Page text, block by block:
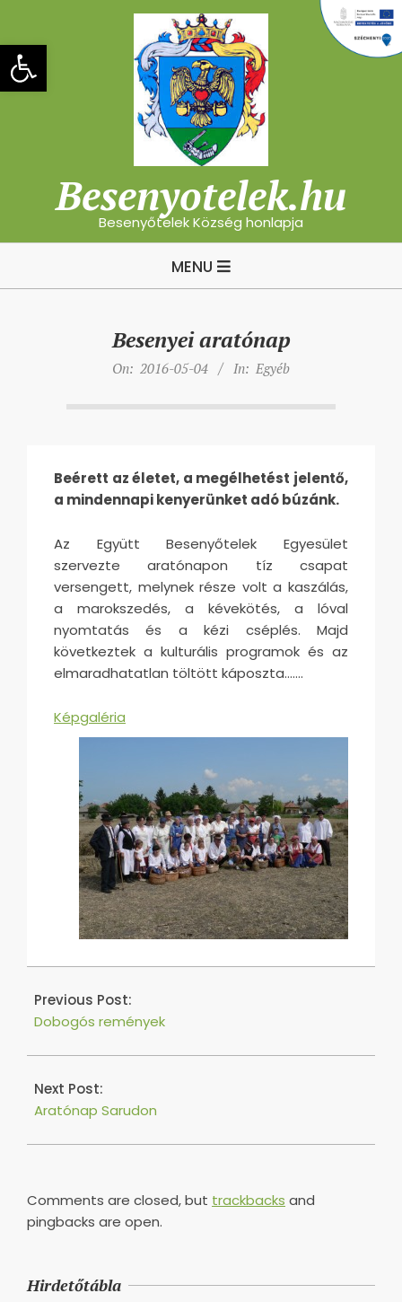
Eszköztár megnyitása
content
Besenyotelek.hu
Besenyőtelek Község honlapja
MENU
Besenyei aratónap
On: 2016-05-04 In: Egyéb
Beérett az életet, a megélhetést jelentő,
a mindennapi kenyerünket adó búzánk.
Az Együtt Besenyőtelek Egyesület
szervezte aratónapon tíz csapat
versengett, melynek része volt a kaszálás,
a marokszedés, a kévekötés, a lóval
nyomtatás és a kézi cséplés. Majd
következtek a kulturális programok és az
elmaradhatatlan töltött káposzta…….
Képgaléria
2016-
04
Previous Post:
Dobogós remények
Next Post:
Aratónap Sarudon
Comments are closed, but trackbacks and
pingbacks are open.
Hirdetőtábla